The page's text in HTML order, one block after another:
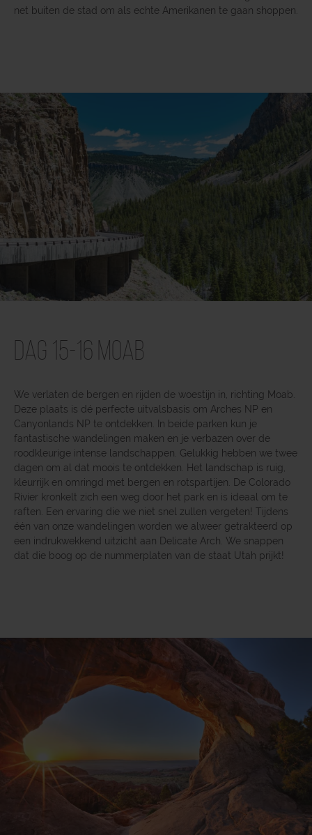
net buiten de stad om als echte Amerikanen te gaan shoppen.
Dag 15-16 Moab
We verlaten de bergen en rijden de woestijn in, richting Moab.
Deze plaats is dé perfecte uitvalsbasis om Arches NP en
Canyonlands NP te ontdekken. In beide parken kun je
fantastische wandelingen maken en je verbazen over de
roodkleurige intense landschappen. Gelukkig hebben we twee
dagen om al dat moois te ontdekken. Het landschap is ruig,
kleurrijk en omringd met bergen en rotspartijen. De Colorado
Rivier kronkelt zich een weg door het park en is ideaal om te
raften. Een ervaring die we niet snel zullen vergeten! Tijdens
één van onze wandelingen worden we alweer getrakteerd op
een indrukwekkend uitzicht aan Delicate Arch. We snappen
dat die boog op de nummerplaten van de staat Utah prijkt!